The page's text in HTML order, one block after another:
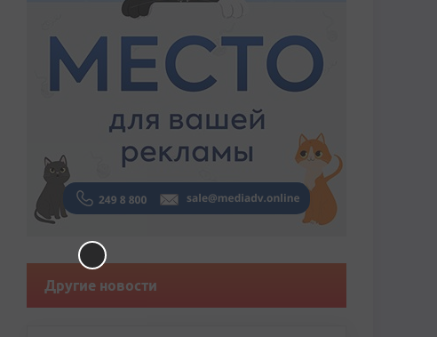
Другие новости